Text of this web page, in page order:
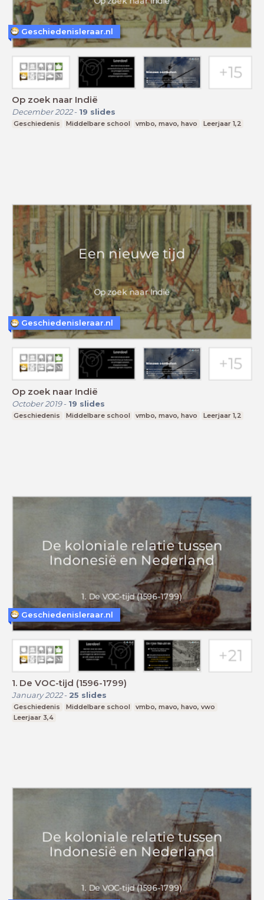
Op zoek naar Indië
December 2022- 19 slides
Geschiedenis Middelbare school vmbo, mavo, havo Leerjaar 1,2
Geschiedenisleraar.nl
Op zoek naar Indië
October 2019- 19 slides
Geschiedenis Middelbare school vmbo, mavo, havo Leerjaar 1,2
Geschiedenisleraar.nl
1. De VOC-tijd (1596-1799)
January 2022- 25 slides
Geschiedenis Middelbare school
vmbo, mavo, havo, vwo
Leerjaar 3,4
Geschiedenisleraar.nl